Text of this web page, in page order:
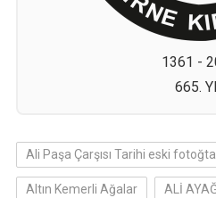
1361 -
665.
Ali Paşa Çarşısı Tarihi eski
Altın Kemerli Ağalar ALİ